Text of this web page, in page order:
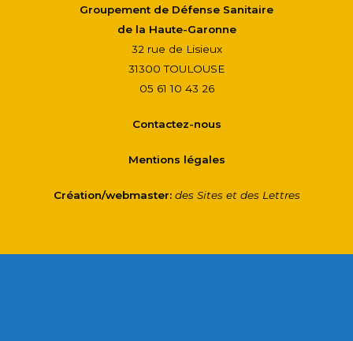
Groupement de Défense Sanitaire
de la Haute-Garonne
32 rue de Lisieux
31300 TOULOUSE
05 61 10 43 26
Contactez-nous
Mentions légales
Création/webmaster: des Sites et des Lettres